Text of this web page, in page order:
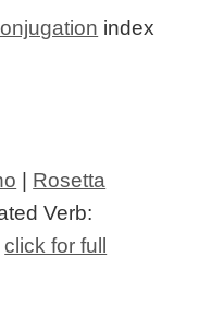
index
Rosetta
Verb:
click for full